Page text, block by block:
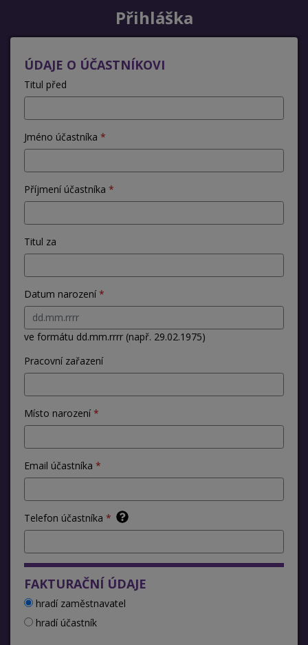
Přihláška
ÚDAJE O ÚČASTNÍKOVI
Titul před
Jméno účastníka
Příjmení účastníka
Titul za
Datum narození
ve formátu dd.mm.rrrr (např. 29.02.1975)
Pracovní zařazení
Místo narození
Email účastníka
Telefon účastníka
FAKTURAČNÍ ÚDAJE
hradí zaměstnavatel
hradí účastník